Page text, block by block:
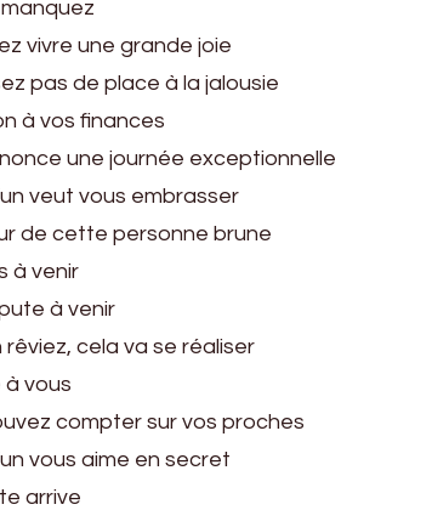
manquez
vivre une grande joie
pas de place à la jalousie
à vos finances
une journée exceptionnelle
veut vous embrasser
de cette personne brune
à venir
à venir
rêviez, cela va se réaliser
à vous
compter sur vos proches
vous aime en secret
arrive